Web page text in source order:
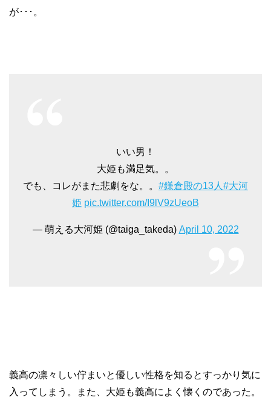
が･･･。
いい男！
大姫も満足気。。
でも、コレがまた悲劇をな。。 #鎌倉殿の13人 #大河
姫 pic.twitter.com/I9lV9zUeoB
— 萌える大河姫 (@taiga_takeda) April 10, 2022
義高の凛々しい佇まいと優しい性格を知るとすっかり気に
入ってしまう。また、大姫も義高によく懐くのであった。